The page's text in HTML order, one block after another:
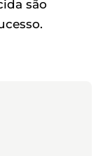
são